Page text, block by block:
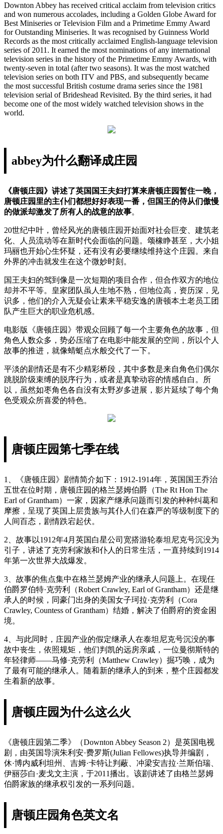
Downton Abbey has received critical acclaim from television critics
and won numerous accolades, including a Golden Globe Award for
Best Miniseries or Television Film and a Primetime Emmy Award
for Outstanding Miniseries. It was recognised by Guinness World
Records as the most critically acclaimed English-language television
series of 2011. It earned the most nominations of any international
television series in the history of the Primetime Emmy Awards, with
twenty-seven in total (after two seasons). It was the most watched
television series on both ITV and PBS, and subsequently became
the most successful British costume drama series since the 1981
television serial of Brideshead Revisited. By the third series, it had
become one of the most widely watched television shows in the
world.
abbey为什么翻译成庄园
《唐顿庄园》讲述了英国国王夫妇打算来唐顿庄园暂住一晚，
唐顿庄园里的主仆们都想好好表现一番，但国王的侍从们傲慢
的做派却激发了所有人的战意的故事。
20世纪中叶，曾经风光的唐顿庄园开始面对社会巨变、建筑老
化、人员流动等在新时代会面临的问题。颂橡睁甚至，大小姐
玛丽也开始心生怀疑，还有没有必要继续维持这个庄园。来自
外界的冲击就发生在这个微妙时刻。
国王夫妇的驾到像是一次短期的项目合作，但合作双方的地位
却并不平等。皇家团队虽人生地不熟，但地位高，资历深，见
识多，他们的介入无疑会让素来平稳安逸的唐顿本土老员工团
队产生巨大的职业危机感。
电影版《唐顿庄园》带观众回顾了每一个主要角色的故事，但
角色人数众多，势必压缩了在电影中能发展的空间，所以个人
故事的推进，就像蜻蜓点水般交代了一下。
平淡的剧情还是有不少精彩桥段，其中多数是来自角色们偶尔
跳脱阶级束缚的脱序行为，或者是真挚动容的情感自白。所
以，虽然如枣角色各自没有太野岁多进展，影片延续了每个角
色受观众所喜爱的特色。
唐顿庄园第七季在线
1、《唐顿庄园》剧情简介如下：1912-1914年，英国国王乔治
五世在位时期，唐顿庄园的格兰瑟姆伯爵（The Rt Hon The
Earl of Grantham）一家，因家产继承问题而引发的种种纠葛和
摩擦，呈现了英国上层贵族与其仆人们在森严的等级制度下的
人间百态，剧情跌宕起伏。
2、故事以1912年4月英国白星公司宽搭游轮泰坦尼克号沉没为
引子，讲述了克劳利家族和仆人的日常生活，一直持续到1914
年第一次世界大战爆发。
3、故事的焦点集中在格兰瑟姆产业的继承人问题上。在现任
伯爵罗伯特·克劳利（Robert Crawley, Earl of Grantham）还是继
承人的时候，同豪门出身的美国女子珂拉·克劳利（Cora
Crawley, Countess of Grantham）结婚，解决了伯爵府的资金困
境。
4、与此同时，庄园产业的假定继承人在泰坦尼克号沉没的事
故中丧生，依照规矩，他们判凯的远房亲戚，一位曼彻斯特的
年轻律师——马修·克劳利（Matthew Crawley）掘巧唤，成为
了最有可能的继承人。随着新的继承人的到来，整个庄园都发
生着新的故事。
唐顿庄园为什么这么火
《唐顿庄园第二季》（Downton Abbey Season 2）是英国电视
剧，由英国导演朱利安·费罗斯(Julian Fellowes)执导并编剧，
休·博内威利坦州、吉姆·卡特让判蔽、冲梁安吉拉·兰斯伯瑞、
伊丽莎白·麦戈文主演，于2011播出。该剧讲述了由格兰瑟姆
伯爵家族的继承权引发的一系列问题。
唐顿庄园角色英文名